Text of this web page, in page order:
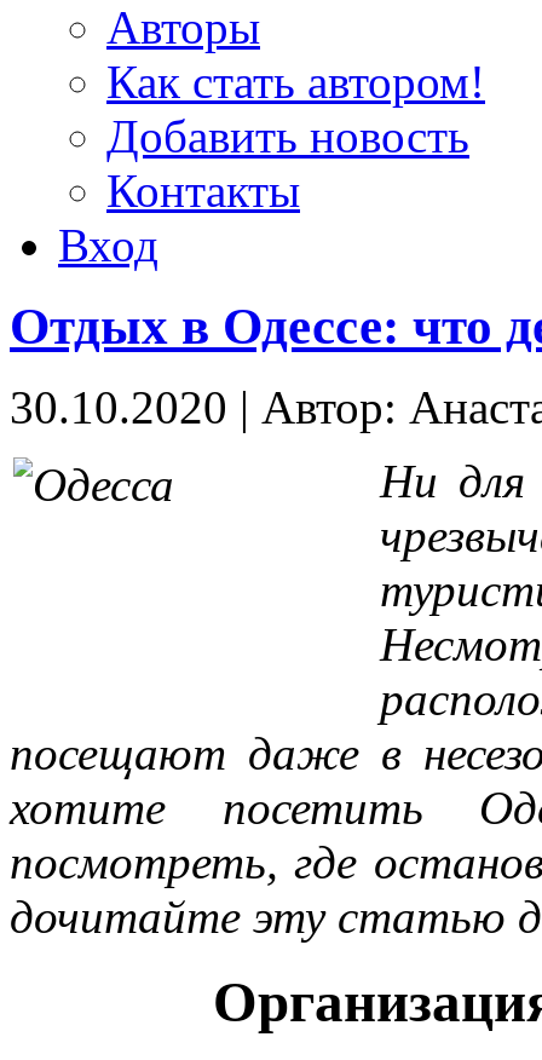
Авторы
Как стать автором!
Добавить новость
Контакты
Вход
Отдых в Одессе: что
30.10.2020 | Автор:
Ни для
посещают даже в
хотите посетить
посмотреть, где
дочитайте эту статью